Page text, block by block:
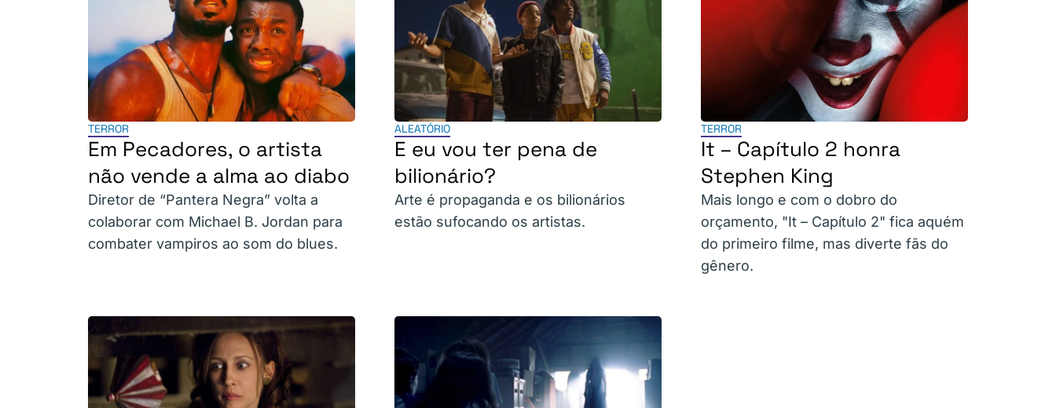
TERROR
Em Pecadores, o artista
não vende a alma ao diabo
Diretor de “Pantera Negra” volta a
colaborar com Michael B. Jordan para
combater vampiros ao som do blues.
ALEATÓRIO
E eu vou ter pena de
bilionário?
Arte é propaganda e os bilionários
estão sufocando os artistas.
TERROR
It – Capítulo 2 honra
Stephen King
Mais longo e com o dobro do
orçamento, "It – Capítulo 2" fica aquém
do primeiro filme, mas diverte fãs do
gênero.